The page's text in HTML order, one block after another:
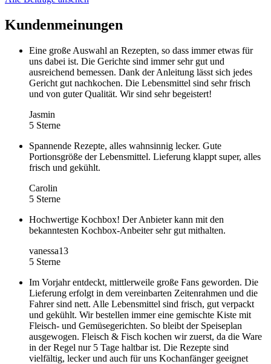
Kundenmeinungen
Eine große Auswahl an Rezepten, so dass immer etwas für
uns dabei ist. Die Gerichte sind immer sehr gut und
ausreichend bemessen. Dank der Anleitung lässt sich jedes
Gericht gut nachkochen. Die Lebensmittel sind sehr frisch
und von guter Qualität. Wir sind sehr begeistert!
Jasmin
5 Sterne
Spannende Rezepte, alles wahnsinnig lecker. Gute
Portionsgröße der Lebensmittel. Lieferung klappt super, alles
frisch und gekühlt.
Carolin
5 Sterne
Hochwertige Kochbox! Der Anbieter kann mit den
bekanntesten Kochbox-Anbeiter sehr gut mithalten.
vanessa13
5 Sterne
Im Vorjahr entdeckt, mittlerweile große Fans geworden. Die
Lieferung erfolgt in dem vereinbarten Zeitenrahmen und die
Fahrer sind nett. Alle Lebensmittel sind frisch, gut verpackt
und gekühlt. Wir bestellen immer eine gemischte Kiste mit
Fleisch- und Gemüsegerichten. So bleibt der Speiseplan
ausgewogen. Fleisch & Fisch kochen wir zuerst, da die Ware
in der Regel nur 5 Tage haltbar ist. Die Rezepte sind
vielfältig, lecker und auch für uns Kochanfänger geeignet